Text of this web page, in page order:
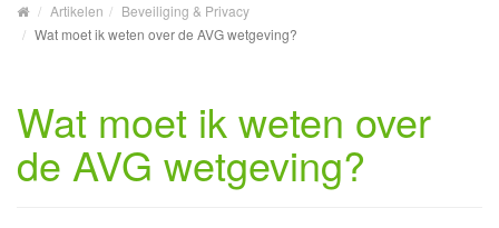
Artikelen
Beveiliging & Privacy
Wat moet ik weten over de AVG wetgeving?
Wat moet ik weten over
de AVG wetgeving?